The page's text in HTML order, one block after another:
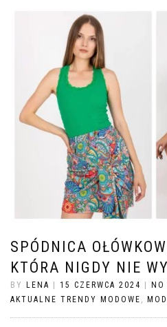
SPÓDNICA
KTÓRA NIGDY NIE
BY LENA | 15 CZERWCA 2024 | NO
AKTUALNE TRENDY MODOWE